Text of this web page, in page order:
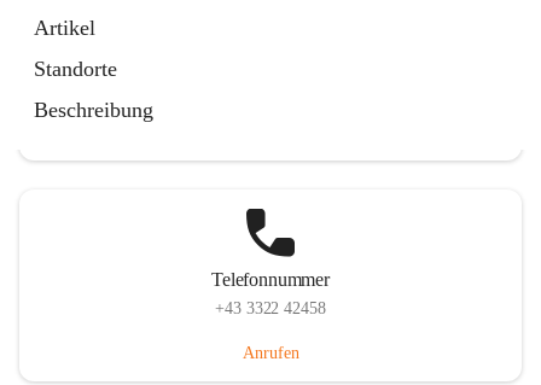
Artikel
Standorte
Beschreibung
Telefonnummer
+43 3322 42458
Anrufen